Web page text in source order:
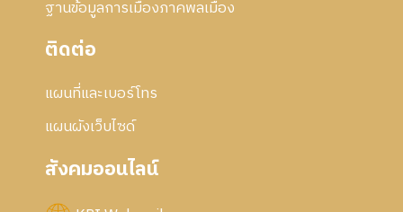
ฐานข้อมูลการเมืองภาคพลเมือง
ติดต่อ
แผนที่และเบอร์โทร
แผนผังเว็บไซด์
สังคมออนไลน์